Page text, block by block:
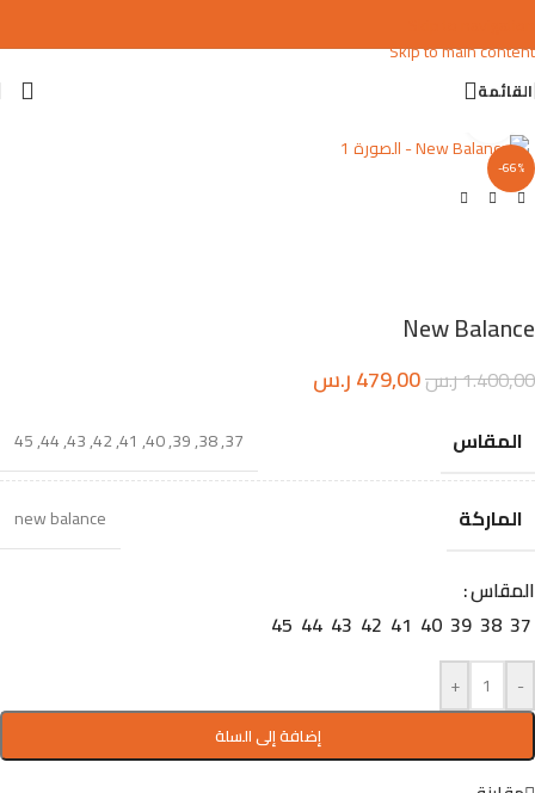
Skip to main content
القائمة
-66%
New Balance
1.400,00ر.س479,00ر.س
المقاس 37
,
38
,
39
,
40
,
41
,
42
,
43
,
44
,
45
الماركة new balance
المقاس
37
38
39
40
41
42
43
44
45
-
+
إضافة إلى السلة